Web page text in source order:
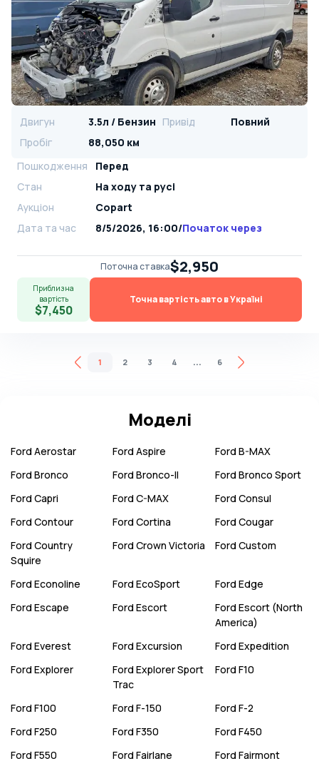
Двигун 3.5л / Бензин Привід
Повний
Пробіг
88,050 км
Пошкодження
Перед
Стан
На ​​ходу та русі
Аукціон
Copart
Дата та час
8/5/2026, 16:00/Початок через
Поточна ставка$2,950
Приблизна
вартість
$7,450
Точна вартість авто в Україні
1 2 3 4 ... 6
Моделі
Ford Aerostar Ford Aspire Ford B-MAX
Ford Bronco Ford Bronco-II Ford Bronco Sport
Ford Capri Ford C-MAX Ford Consul
Ford Contour Ford Cortina Ford Cougar
Ford Country
Squire
Ford Crown Victoria Ford Custom
Ford Econoline Ford EcoSport Ford Edge
Ford Escape Ford Escort Ford Escort (North
America)
Ford Everest Ford Excursion Ford Expedition
Ford Explorer Ford Explorer Sport
Trac
Ford F10
Ford F100 Ford F-150 Ford F-2
Ford F250 Ford F350 Ford F450
Ford F550 Ford Fairlane Ford Fairmont